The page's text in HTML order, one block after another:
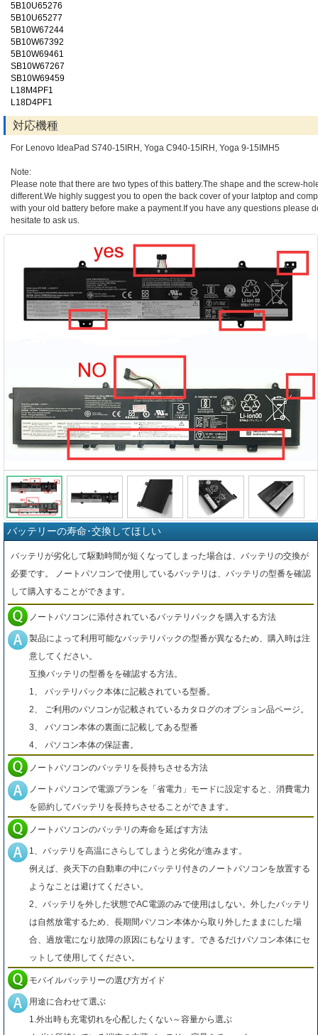
5B10U65276
5B10U65277
5B10W67244
5B10W67392
5B10W69461
SB10W67267
SB10W69459
L18M4PF1
L18D4PF1
対応機種
For Lenovo IdeaPad S740-15IRH, Yoga C940-15IRH, Yoga 9-15IMH5
Note:
Please note that there are two types of this battery.The shape and the screw-
different.We highly suggest you to open the back cover of your latptop and
with your old battery before make a payment.If you have any questions please
hesitate to ask us.
バッテリーの寿命･交換してほしい
バッテリが劣化して駆動時間が短くなってしまった場合は、バッテリの交換が
必要です。 ノートパソコンで使用しているバッテリは、バッテリの型番を確認
して購入することができます。
ノートパソコンに添付されているバッテリパックを購入する方法
製品によって利用可能なバッテリパックの型番が異なるため、購入時は注
意してください。
互換バッテリの型番をを確認する方法。
1、 バッテリパック本体に記載されている型番。
2、 ご利用のパソコンが記載されているカタログのオプション品ページ。
3、 パソコン本体の裏面に記載してある型番
4、 パソコン本体の保証書。
ノートパソコンのバッテリを長持ちさせる方法
ノートパソコンで電源プランを「省電力」モードに設定すると、消費電力
を節約してバッテリを長持ちさせることができます。
ノートパソコンのバッテリの寿命を延ばす方法
1、バッテリを高温にさらしてしまうと劣化が進みます。
例えば、炎天下の自動車の中にバッテリ付きのノートパソコンを放置する
ようなことは避けてください。
2、バッテリを外した状態でAC電源のみで使用はしない。外したバッテリ
は自然放電するため、長期間パソコン本体から取り外したままにした場
合、過放電になり故障の原因にもなります。できるだけパソコン本体にセ
ットして使用してください。
モバイルバッテリーの選び方ガイド
用途に合わせて選ぶ
1.外出時も充電切れを心配したくない～容量から選ぶ